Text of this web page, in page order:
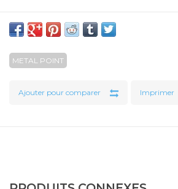
METAL POINT
Ajouter pour comparer Imprimer